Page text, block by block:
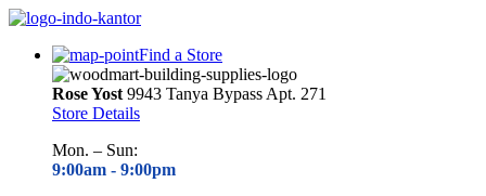
Find a Store
Rose Yost 9943 Tanya Bypass Apt. 271
Store Details
Mon. – Sun:
9:00am - 9:00pm